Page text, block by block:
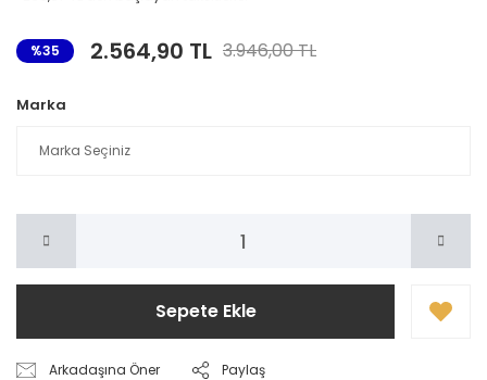
%35 2.564,90 TL 3.946,00 TL
Marka
Sepete Ekle
Arkadaşına Öner Paylaş